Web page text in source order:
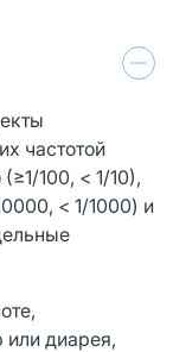
частотой
100, < 1/10),
< 1/1000) и
или диарея,